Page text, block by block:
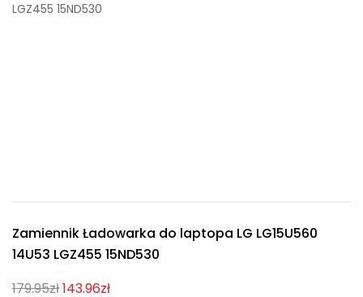
Zamiennik Ładowarka do laptopa LG LG15U560
14U53 LGZ455 15ND530
179.95zł143.96zł